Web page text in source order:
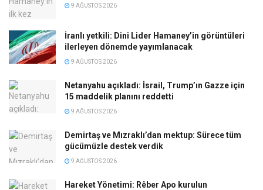
9 AĞUSTOS 2026
İranlı yetkili: Dini Lider Hamaney’in görüntüleri
ilerleyen dönemde yayımlanacak
9 AĞUSTOS 2026
Netanyahu açıkladı: İsrail, Trump’ın Gazze için
15 maddelik planını reddetti
9 AĞUSTOS 2026
Demirtaş ve Mızraklı’dan mektup: Sürece tüm
gücümüzle destek verdik
9 AĞUSTOS 2026
Hareket Yönetimi: Rêber Apo kurulun